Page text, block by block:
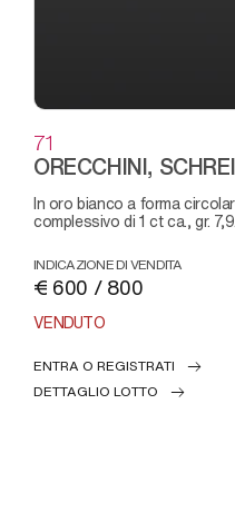
71
ORECCHINI,
in oro bianco a forma circolare, ornati da brillanti del peso
complessivo di 1 ct ca., gr.
INDICAZIONE DI VENDITA
€ 600 / 800
VENDUTO
ENTRA O REGISTRATI
DETTAGLIO LOTTO